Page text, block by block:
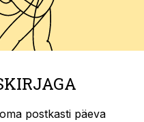
postkasti päeva